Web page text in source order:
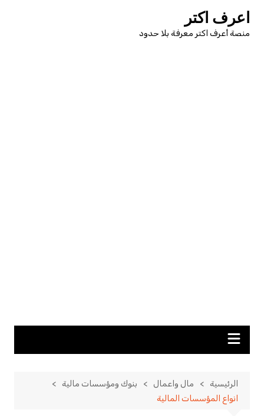
المحتوى
اعرف اكتر
منصة أعرف اكتر معرفة بلا حدود
الرئيسية مال واعمال
بنوك ومؤسسات مالية
انواع المؤسسات المالية